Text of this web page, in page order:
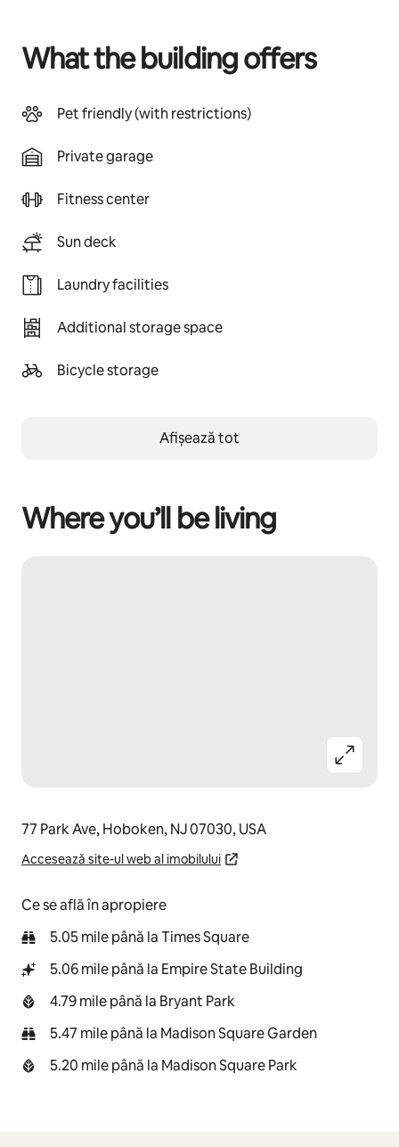
What the building offers
Pet friendly (with restrictions)
Private garage
Fitness center
Sun deck
Laundry facilities
Additional storage space
Bicycle storage
Afișează tot
Where you’ll be living
77 Park Ave, Hoboken, NJ 07030, USA
Accesează site-ul web al imobilului
Ce se află în apropiere
5.05 mile până la Times Square
5.06 mile până la Empire State Building
4.79 mile până la Bryant Park
5.47 mile până la Madison Square Garden
5.20 mile până la Madison Square Park